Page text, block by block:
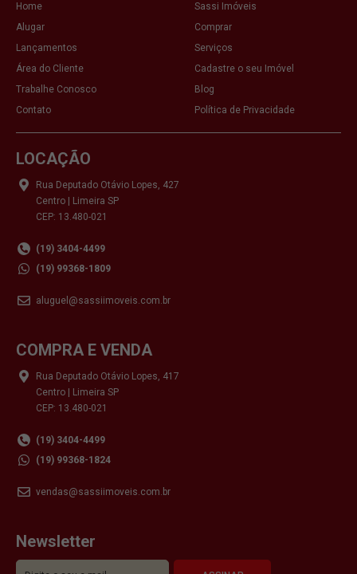
Home
Sassi Imóveis
Alugar
Comprar
Lançamentos
Serviços
Área do Cliente
Cadastre o seu Imóvel
Trabalhe Conosco
Blog
Contato
Política de Privacidade
LOCAÇÃO
Rua Deputado Otávio Lopes, 427
Centro | Limeira SP
CEP: 13.480-021
(19) 3404-4499
(19) 99368-1809
aluguel@sassiimoveis.com.br
COMPRA E VENDA
Rua Deputado Otávio Lopes, 417
Centro | Limeira SP
CEP: 13.480-021
(19) 3404-4499
(19) 99368-1824
vendas@sassiimoveis.com.br
Newsletter